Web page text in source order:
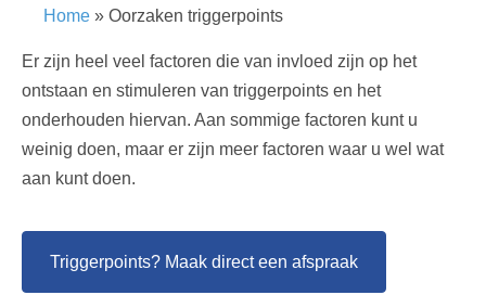
k
n
a
m
Home » Oorzaken triggerpoints
Er zijn heel veel factoren die van invloed zijn op het
ontstaan en stimuleren van triggerpoints en het
onderhouden hiervan. Aan sommige factoren kunt u
weinig doen, maar er zijn meer factoren waar u wel wat
aan kunt doen.
Triggerpoints? Maak direct een afspraak